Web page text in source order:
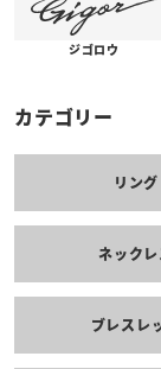
ジゴロウ
カテゴリー
リング
ネックレ
ブレスレ